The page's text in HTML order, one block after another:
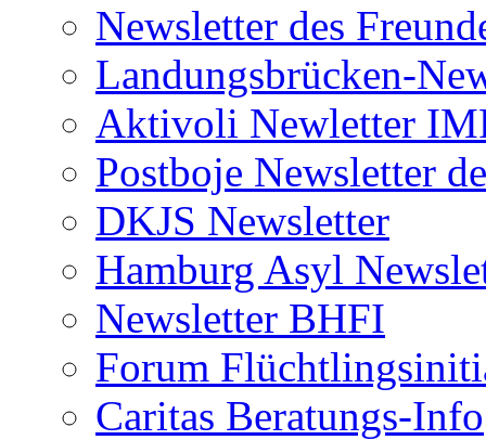
Newsletter des
Landungsbrücken-
Aktivoli Newletter
Postboje Newsletter
DKJS Newsletter
Hamburg Asyl
Newsletter BHFI
Forum
Caritas Beratungs-Info